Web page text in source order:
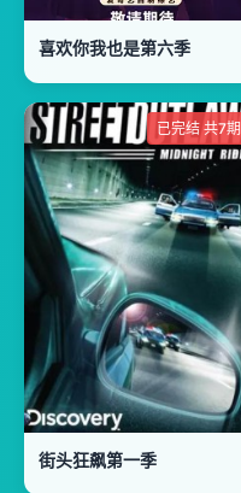
喜欢你我也是第六季
已完结 共7期
街头狂飙第一季